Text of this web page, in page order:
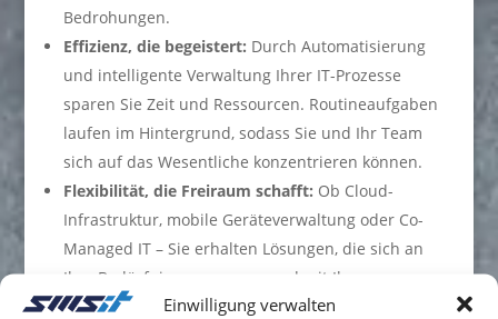
Einwilligung verwalten
Bedrohungen.
Effizienz, die begeistert: Durch Automatisierung
und intelligente Verwaltung Ihrer IT-Prozesse
sparen Sie Zeit und Ressourcen. Routineaufgaben
laufen im Hintergrund, sodass Sie und Ihr Team
sich auf das Wesentliche konzentrieren können.
Flexibilität, die Freiraum schafft: Ob Cloud-
Infrastruktur, mobile Geräteverwaltung oder Co-
Managed IT – Sie erhalten Lösungen, die sich an
Ihre Bedürfnisse anpassen und mit Ihrem
Unternehmen wachsen.